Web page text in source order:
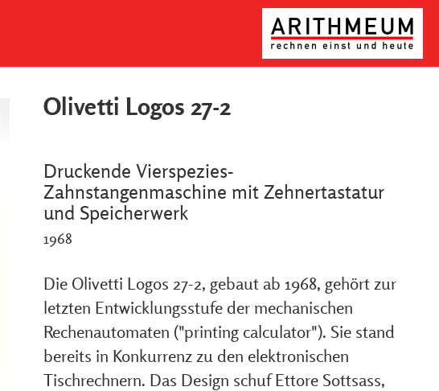
Olivetti Logos 27-2
Druckende Vierspezies-
Zahnstangenmaschine mit Zehnertastatur
und Speicherwerk
1968
Die Olivetti Logos 27-2, gebaut ab 1968, gehört zur
letzten Entwicklungsstufe der mechanischen
Rechenautomaten ("printing calculator"). Sie stand
bereits in Konkurrenz zu den elektronischen
Tischrechnern. Das Design schuf Ettore Sottsass,